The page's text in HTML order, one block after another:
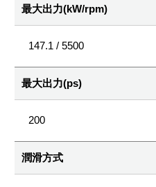
最大出力(kW/rpm)
147.1 / 5500
最大出力(ps)
200
潤滑方式